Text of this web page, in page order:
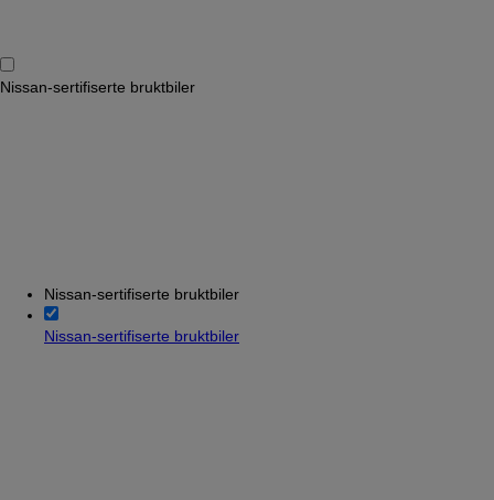
Nissan-sertifiserte bruktbiler
Nissan-sertifiserte bruktbiler
Nissan-sertifiserte bruktbiler